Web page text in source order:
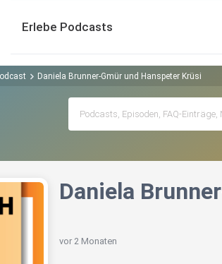
Erlebe Podcasts
Daniela Brunner-Gmür und Hanspeter Krüsi
Daniela
vor 2 Monaten